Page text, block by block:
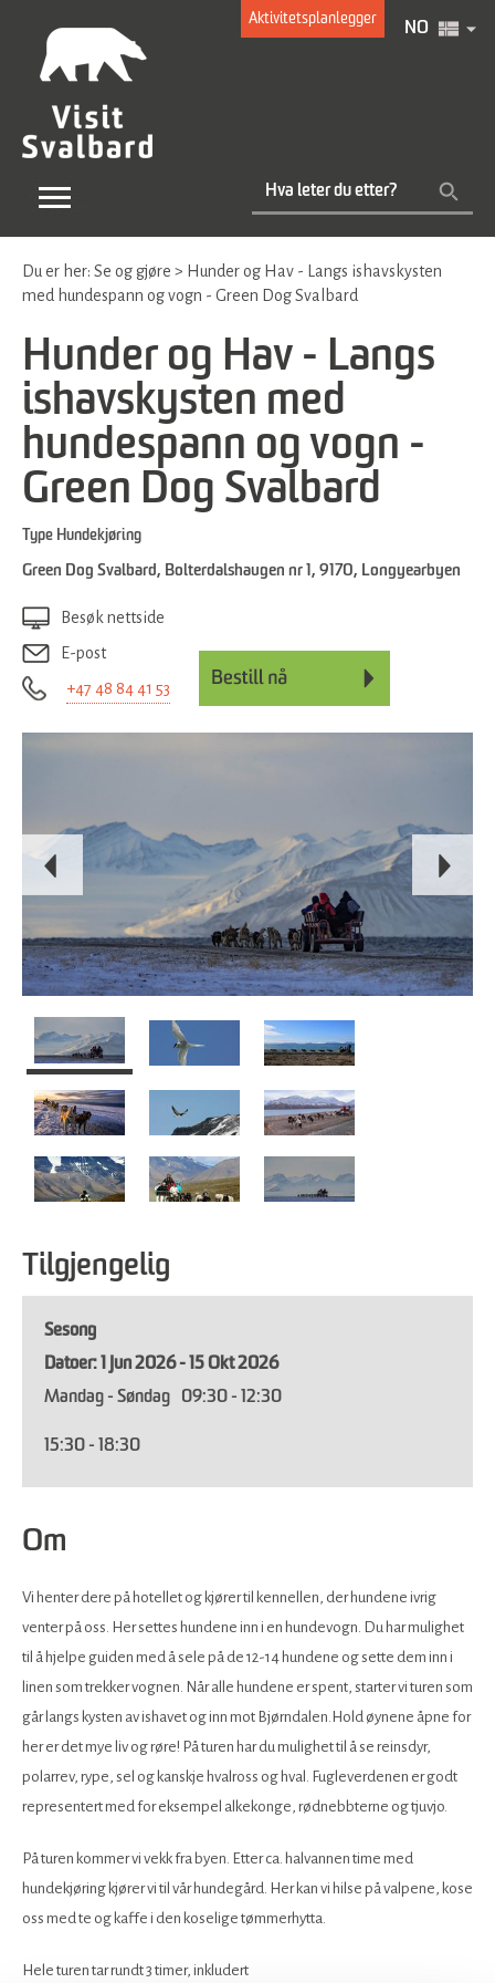
Aktivitetsplanlegger
NO
Du er her: Se og gjøre > Hunder og Hav - Langs ishavskysten
med hundespann og vogn - Green Dog Svalbard
Hunder og Hav - Langs
ishavskysten med
hundespann og vogn -
Green Dog Svalbard
Type Hundekjøring
Green Dog Svalbard, Bolterdalshaugen nr 1 , 9170, Longyearbyen
Besøk nettside
E-post
+47 48 84 41 53
Tilgjengelig
Sesong
1 Jun 2026 - 15 Okt 2026
Mandag - Søndag
09:30 - 12:30
15:30 - 18:30
Om
Vi henter dere på hotellet og kjører til kennellen, der hundene ivrig
venter på oss. Her settes hundene inn i en hundevogn. Du har mulighet
til å hjelpe guiden med å sele på de 12-14 hundene og sette dem inn i
linen som trekker vognen. Når alle hundene er spent, starter vi turen som
går langs kysten av ishavet og inn mot Bjørndalen.Hold øynene åpne for
her er det mye liv og røre! På turen har du mulighet til å se reinsdyr,
polarrev, rype, sel og kanskje hvalross og hval. Fugleverdenen er godt
representert med for eksempel alkekonge, rødnebbterne og tjuvjo.
På turen kommer vi vekk fra byen. Etter ca. halvannen time med
hundekjøring kjører vi til vår hundegård. Her kan vi hilse på valpene, kose
oss med te og kaffe i den koselige tømmerhytta.
Hele turen tar rundt 3 timer, inkludert